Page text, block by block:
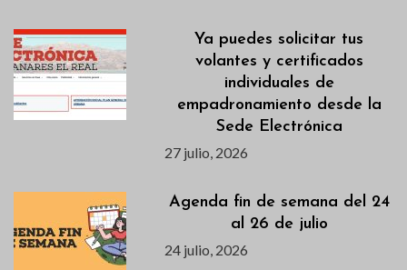
Ya puedes solicitar tus
volantes y certificados
individuales de
empadronamiento desde la
Sede Electrónica
27 julio, 2026
Agenda fin de semana del 24
al 26 de julio
24 julio, 2026